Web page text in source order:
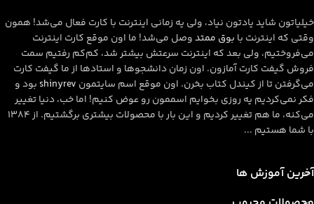
خیلیاتون شاید یادتون نیاد، ولی یه زمانی اینترنت با کارت فعال می‌شد! همون
وقتی که اینترنت با بوق ممتدوصل می‌شد! ما اون موقع کارت اینترنت
می‌فروختیم، ولی بعد که اینترنت سرعتش بیشتر شد، کم‌کم رفتیم سمت
فروش گیفت کارت آمازون. اون زمان دانشجوها و استادها از ما گیفت کارت
می‌گرفتن تا از کیندل کتاب بخرن. اون موقع اسم سایتمون shinyrevبود و
فکر نمی‌کردیم یه روزی بخوایم اسممون رو عوض کنیم! اما خب، دنیا تغییر
می‌کنه، ما هم تغییر کردیم و این بار با محصولات بیشتری برگشتیم. از ۱۳۸۴
با شما هستیم ...
آخرین آموزش ها